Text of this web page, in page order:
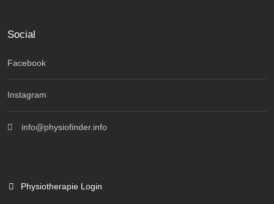
Social
Facebook
Instagram
info@physiofinder.info
Physiotherapie Login